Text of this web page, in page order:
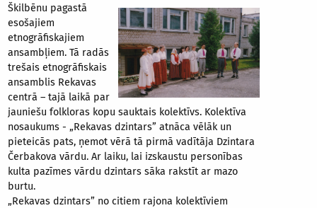
Škilbēnu pagastā
esošajiem
etnogrāfiskajiem
ansambļiem. Tā radās
trešais etnogrāfiskais
ansamblis Rekavas
centrā – tajā laikā par
jauniešu folkloras kopu sauktais kolektīvs. Kolektīva
nosaukums - „Rekavas dzintars” atnāca vēlāk un
pieteicās pats, ņemot vērā tā pirmā vadītāja Dzintara
Čerbakova vārdu. Ar laiku, lai izskaustu personības
kulta pazīmes vārdu dzintars sāka rakstīt ar mazo
burtu.
„Rekavas dzintars” no citiem rajona kolektīviem